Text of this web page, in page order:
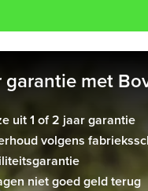
garantie met
uit 1 of 2 jaar garantie
volgens
niet goed geld terug